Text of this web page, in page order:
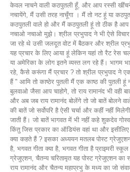
केवल नाचने वाली कठपुतली हूँ, और आप रस्सी
नचायेंगे, मैं उसी तरह नाचूँगा । मैं तो नट हूं या
कठपुतली वाले हो और मैं कठपुतली हूं तो ठीक है
नचाओ नचाओ मुझे। श्रील प्रभुपाद ने भी ऐसे
जा रहे थे उसी जलदूत वोट में बैठकर और श्रील
यह प्रचार के लिए आया हूं लेकिन यहां तो रैट रेस
या अमेरिका के लोग इतने व्यस्त लग रहे हैं। भागम
रहे, कैसे करूंगा मैं प्रचार ? तो श्रील प्रभुपाद ने
हैं " आमि तो काष्ठेर पुतली मैं एक काष्ठ की
बुलवाओ जैसा आप चाहोगे, तो राय रामानंद भी वही
और अब जब राय रामानंद बोलेंगे तो जो बातें बोलने
की बातें जो सर्वोपरि है ऐसी चर्चा और कहीं नहीं
जाती हैं। जो बातें भागवत में भी नहीं कहे शुकदेव
किंतु जिस प्रकार का ऑडियंस वहां था और इसीलिए
क्या कहते हैं ? इसका अध्ययन मतलब पोस्ट
है, भगवत गीता क्या है, भगवत गीता है प्राइमरी
ग्रेजुएशन, चैतन्य चरितामृत यह पोस्ट ग्रेजुएशन का
राय रामानंद और चैतन्य महाप्रभु के मध्य का जो